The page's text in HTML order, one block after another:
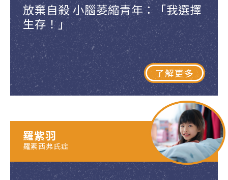
放棄自殺 小腦萎縮青年：「我選擇
生存！」
了解更多
羅紫羽
羅素西弗氏症